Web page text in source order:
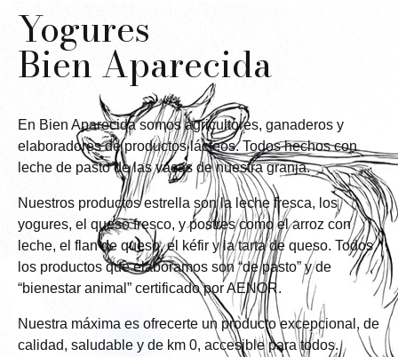
Yogures
Bien Aparecida
En Bien Aparecida somos agricultores, ganaderos y
elaboradores de productos lácteos. Todos hechos con
leche de pasto de las vacas de nuestra granja.
Nuestros productos estrella son la leche fresca, los
yogures, el queso fresco, y postres como el arroz con
leche, el flan de queso, el kéfir y la tarta de queso. Todos
los productos que elaboramos son “de pasto” y de
“bienestar animal” certificado por AENOR.
Nuestra máxima es ofrecerte un producto excepcional, de
calidad, saludable y de km 0, accesible para todos.